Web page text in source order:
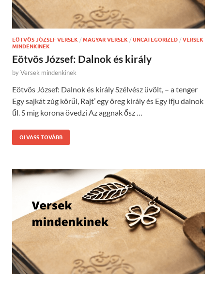
EÖTVÖS JÓZSEF VERSEK / MAGYAR VERSEK / UNCATEGORIZED / VERSEK
MINDENKINEK
Eötvös József: Dalnok és király
byVersek mindenkinek
Eötvös József: Dalnok és király Szélvész üvölt, – a tenger
Egy sajkát zúg körűl, Rajt’ egy öreg király és Egy ifju dalnok
űl. S mig korona övedzi Az aggnak ősz …
OLVASS TOVÁBB